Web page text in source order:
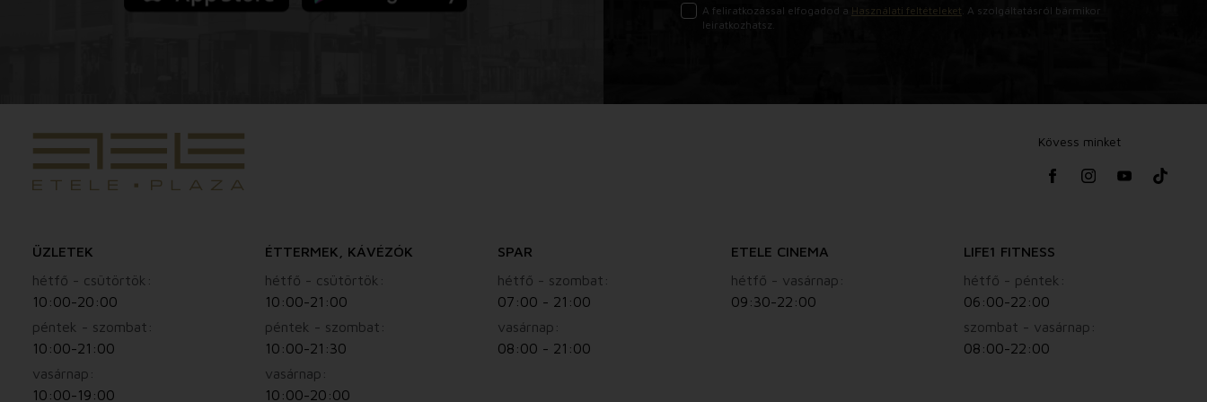
A feliratkozással elfogadod a Használati feltételeket. A szolgáltatásról bármikor
leiratkozhatsz.
Kövess minket
ÜZLETEK
hétfő - csütörtök:
10:00-20:00
péntek - szombat:
10:00-21:00
vasárnap:
10:00-19:00
ÉTTERMEK, KÁVÉZÓK
hétfő - csütörtök:
10:00-21:00
péntek - szombat:
10:00-21:30
vasárnap:
10:00-20:00
SPAR
hétfő - szombat:
07:00 - 21:00
vasárnap:
08:00 - 21:00
ETELE CINEMA
hétfő - vasárnap:
09:30-22:00
LIFE1 FITNESS
hétfő - péntek:
06:00-22:00
szombat - vasárnap:
08:00-22:00